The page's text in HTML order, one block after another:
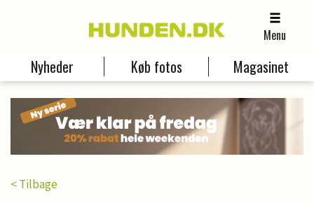
Menu
Nyheder Køb fotos Magasinet
< Tilbage